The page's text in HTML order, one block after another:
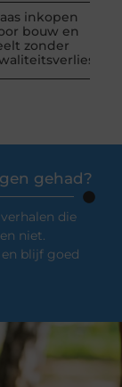
inkopen
bouw en
zonder
gehad?
die
niet.
blijf goed